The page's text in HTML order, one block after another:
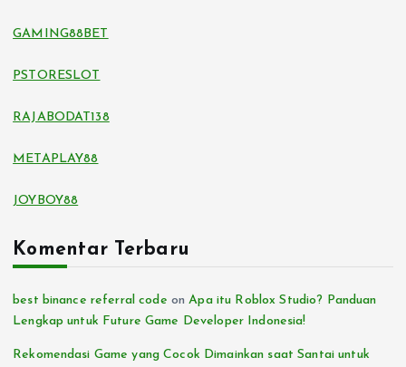
GAMING88BET
PSTORESLOT
RAJABODAT138
METAPLAY88
JOYBOY88
Komentar Terbaru
best binance referral code onApa itu Roblox Studio? Panduan
Lengkap untuk Future Game Developer Indonesia!
Rekomendasi Game yang Cocok Dimainkan saat Santai untuk